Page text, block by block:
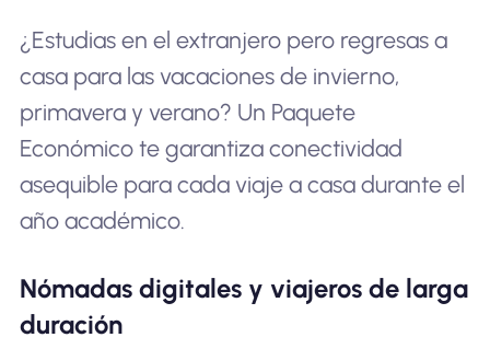
¿Estudias en el extranjero pero regresas a
casa para las vacaciones de invierno,
primavera y verano? Un Paquete
Económico te garantiza conectividad
asequible para cada viaje a casa durante el
año académico.
Nómadas digitales y viajeros de larga
duración